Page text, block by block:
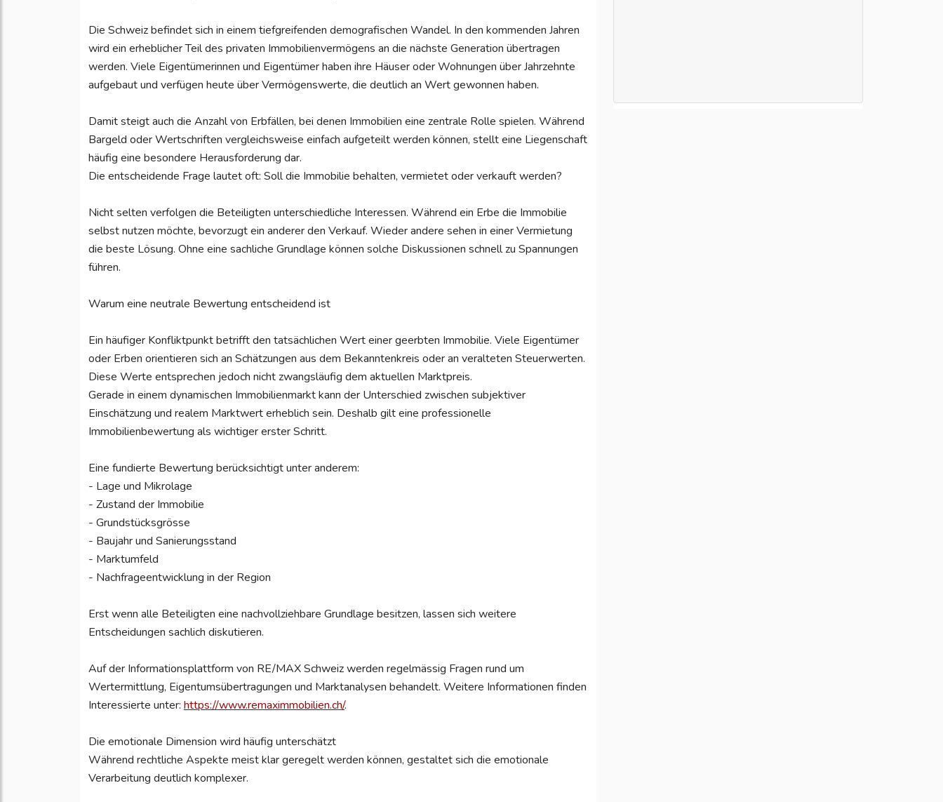
Die Schweiz befindet sich in einem tiefgreifenden demografischen Wandel. In den kommenden Jahren
wird ein erheblicher Teil des privaten Immobilienvermögens an die nächste Generation übertragen
werden. Viele Eigentümerinnen und Eigentümer haben ihre Häuser oder Wohnungen über Jahrzehnte
aufgebaut und verfügen heute über Vermögenswerte, die deutlich an Wert gewonnen haben.
Damit steigt auch die Anzahl von Erbfällen, bei denen Immobilien eine zentrale Rolle spielen. Während
Bargeld oder Wertschriften vergleichsweise einfach aufgeteilt werden können, stellt eine Liegenschaft
häufig eine besondere Herausforderung dar.
Die entscheidende Frage lautet oft: Soll die Immobilie behalten, vermietet oder verkauft werden?
Nicht selten verfolgen die Beteiligten unterschiedliche Interessen. Während ein Erbe die Immobilie
selbst nutzen möchte, bevorzugt ein anderer den Verkauf. Wieder andere sehen in einer Vermietung
die beste Lösung. Ohne eine sachliche Grundlage können solche Diskussionen schnell zu Spannungen
führen.
Warum eine neutrale Bewertung entscheidend ist
Ein häufiger Konfliktpunkt betrifft den tatsächlichen Wert einer geerbten Immobilie. Viele Eigentümer
oder Erben orientieren sich an Schätzungen aus dem Bekanntenkreis oder an veralteten Steuerwerten.
Diese Werte entsprechen jedoch nicht zwangsläufig dem aktuellen Marktpreis.
Gerade in einem dynamischen Immobilienmarkt kann der Unterschied zwischen subjektiver
Einschätzung und realem Marktwert erheblich sein. Deshalb gilt eine professionelle
Immobilienbewertung als wichtiger erster Schritt.
Eine fundierte Bewertung berücksichtigt unter anderem:
- Lage und Mikrolage
- Zustand der Immobilie
- Grundstücksgrösse
- Baujahr und Sanierungsstand
- Marktumfeld
- Nachfrageentwicklung in der Region
Erst wenn alle Beteiligten eine nachvollziehbare Grundlage besitzen, lassen sich weitere
Entscheidungen sachlich diskutieren.
Auf der Informationsplattform von RE/MAX Schweiz werden regelmässig Fragen rund um
Wertermittlung, Eigentumsübertragungen und Marktanalysen behandelt. Weitere Informationen finden
Interessierte unter: https://www.remaximmobilien.ch/.
Die emotionale Dimension wird häufig unterschätzt
Während rechtliche Aspekte meist klar geregelt werden können, gestaltet sich die emotionale
Verarbeitung deutlich komplexer.